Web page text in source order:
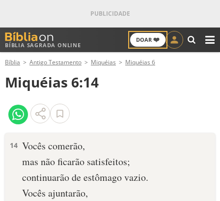
BÍBLIA SAGRADA ONLINE
DOAR ❤️
ANTIGO TESTAMENTO
NOVO TESTAMENTO
VERSÍCULOS
PALAVRA DO DIA
SALMO DO DIA
Bíblia Antigo Testamento Miquéias Miquéias 6
Miquéias 6:14
14 Vocês comerão,
mas não ficarão satisfeitos;
continuarão de estômago vazio.
Vocês ajuntarão,